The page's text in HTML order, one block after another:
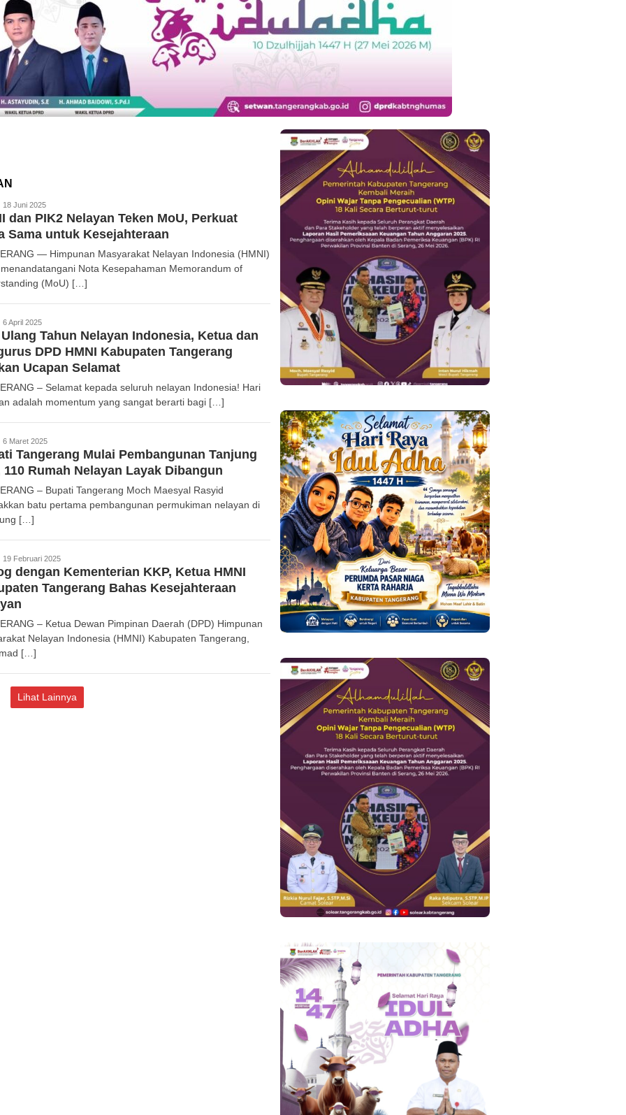
Redaksi
18 Juni 2025
dan PIK2 Nelayan Teken MoU, Perkuat
Sama untuk Kesejahteraan
— Himpunan Masyarakat Nelayan Indonesia (HMNI)
Nota Kesepahaman Memorandum of
(MoU) […]
Redaksi
6 April 2025
Tahun Nelayan Indonesia, Ketua dan
DPD HMNI Kabupaten Tangerang
Ucapan Selamat
– Selamat kepada seluruh nelayan Indonesia! Hari
adalah momentum yang sangat berarti bagi […]
Redaksi
6 Maret 2025
Tangerang Mulai Pembangunan Tanjung
110 Rumah Nelayan Layak Dibangun
– Bupati Tangerang Moch Maesyal Rasyid
batu pertama pembangunan permukiman nelayan di
[…]
Redaksi
19 Februari 2025
dengan Kementerian KKP, Ketua HMNI
Tangerang Bahas Kesejahteraan
– Ketua Dewan Pimpinan Daerah (DPD) Himpunan
Nelayan Indonesia (HMNI) Kabupaten Tangerang,
[…]
Lihat Lainnya